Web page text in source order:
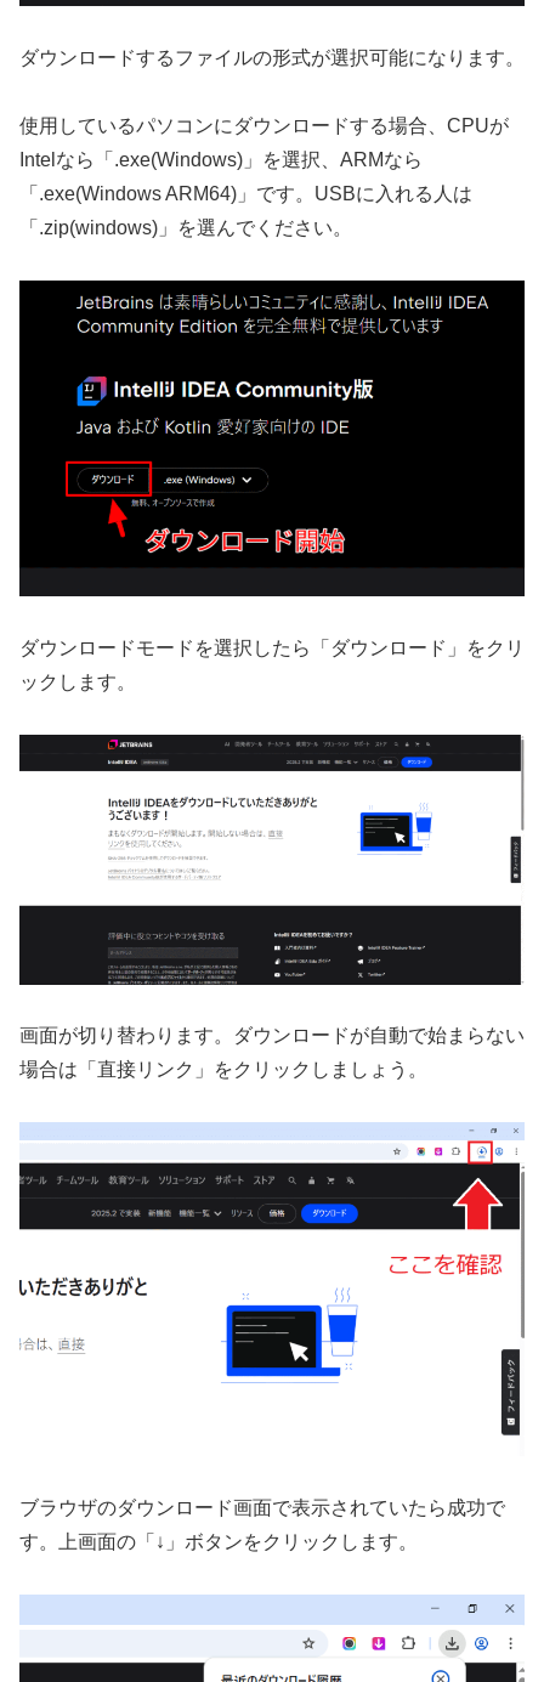
ダウンロードするファイルの形式が選択可能になります。
使用しているパソコンにダウンロードする場合、CPUが
Intelなら「.exe(Windows)」を選択、ARMなら
「.exe(Windows ARM64)」です。USBに入れる人は
「.zip(windows)」を選んでください。
ダウンロードモードを選択したら「ダウンロード」をクリ
ックします。
画面が切り替わります。ダウンロードが自動で始まらない
場合は「直接リンク」をクリックしましょう。
ブラウザのダウンロード画面で表示されていたら成功で
す。上画面の「↓」ボタンをクリックします。